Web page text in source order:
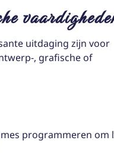
uitdaging zijn voor
, grafische of
programmeren om